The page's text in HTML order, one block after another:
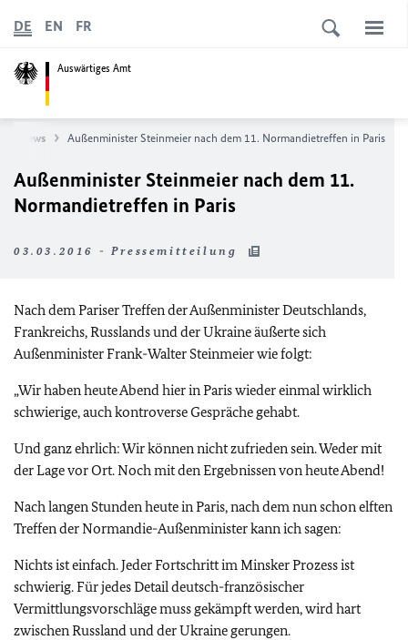
Auswärtiges Amt
DE EN FR
News Außenminister Steinmeier nach dem 11. Normandietreffen in Paris
Außenminister Steinmeier nach dem 11.
Normandietreffen in Paris
03.03.2016 - Pressemitteilung
Nach dem Pariser Treffen der Außenminister Deutschlands,
Frankreichs, Russlands und der Ukraine äußerte sich
Außenminister Frank-Walter Steinmeier wie folgt:
„Wir haben heute Abend hier in Paris wieder einmal wirklich
schwierige, auch kontroverse Gespräche gehabt.
Und ganz ehrlich: Wir können nicht zufrieden sein. Weder mit
der Lage vor Ort. Noch mit den Ergebnissen von heute Abend!
Nach langen Stunden heute in Paris, nach dem nun schon elften
Treffen der Normandie-Außenminister kann ich sagen:
Nichts ist einfach. Jeder Fortschritt im Minsker Prozess ist
schwierig. Für jedes Detail deutsch-französischer
Vermittlungsvorschläge muss gekämpft werden, wird hart
zwischen Russland und der Ukraine gerungen.